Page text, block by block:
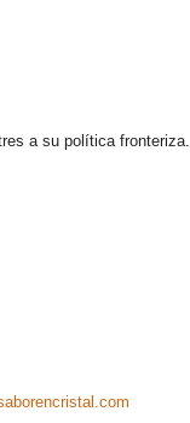
a su política fronteriza.